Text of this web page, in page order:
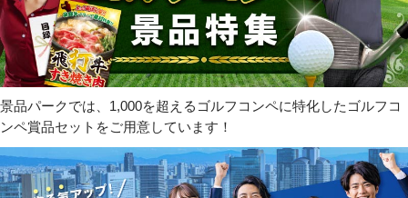
景品パークでは、1,000を超えるゴルフコンペに特化したゴルフコ
ンペ賞品セットをご用意しています！